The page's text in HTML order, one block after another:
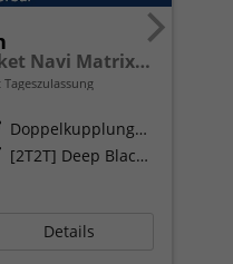
R-Line Black Style Paket Navi Matrix-LED ACC
Doppelkupplungsgetriebe (DSG)
[2T2T] Deep Black Perleffekt
Details